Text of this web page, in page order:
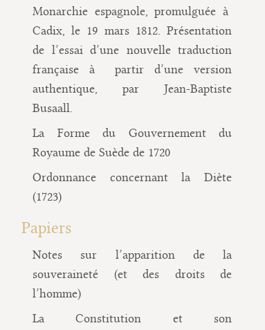
Monarchie espagnole, promulguée à
Cadix, le 19 mars 1812. Présentation
de l’essai d’une nouvelle traduction
française à partir d’une version
authentique, par Jean-Baptiste
Busaall.
La Forme du Gouvernement du
Royaume de Suède de 1720
Ordonnance concernant la Diète
(1723)
Papiers
Notes sur l’apparition de la
souveraineté (et des droits de
l’homme)
La Constitution et son